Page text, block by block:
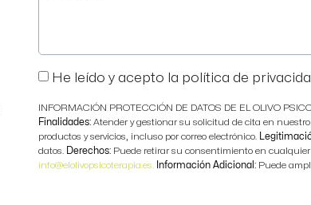
He leído y acepto la política de
INFORMACIÓN PROTECCIÓN DE DATOS DE EL OLIVO
Finalidades: Atender y gestionar su solicitud de cita en
productos y servicios, incluso por correo electrónico.
datos.
Derechos: Puede retirar su consentimiento en
info@elolivopsicoterapia.es.
Información Adicional: Puede